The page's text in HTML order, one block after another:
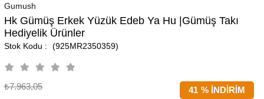
Gumush
Hk Gümüş Erkek Yüzük Edeb Ya Hu |Gümüş Takı
Hediyelik Ürünler
(925MR2350359)
%
41 İNDIRIM
₺7.963,05